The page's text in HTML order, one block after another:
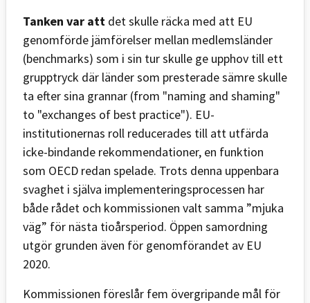
Tanken var att det skulle räcka med att EU
genomförde jämförelser mellan medlemsländer
(benchmarks) som i sin tur skulle ge upphov till ett
grupptryck där länder som presterade sämre skulle
ta efter sina grannar (from "naming and shaming"
to "exchanges of best practice"). EU-
institutionernas roll reducerades till att utfärda
icke-bindande rekommendationer, en funktion
som OECD redan spelade. Trots denna uppenbara
svaghet i själva implementeringsprocessen har
både rådet och kommissionen valt samma ”mjuka
väg” för nästa tioårsperiod. Öppen samordning
utgör grunden även för genomförandet av EU
2020.
Kommissionen föreslår fem övergripande mål för